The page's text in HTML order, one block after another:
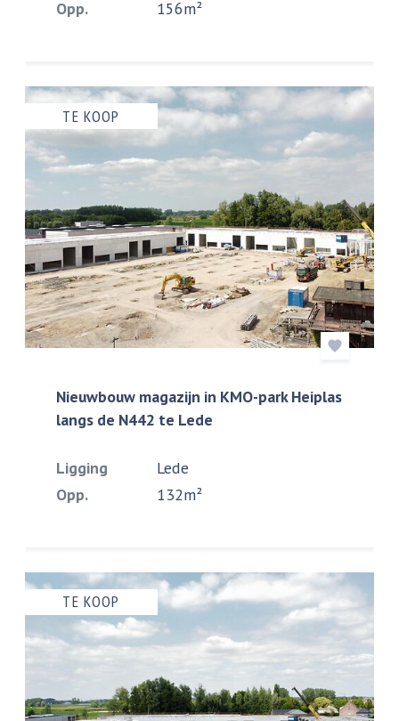
Opp. 156m²
TE KOOP
Nieuwbouw magazijn in KMO-park Heiplas
langs de N442 te Lede
Ligging
Lede
Opp.
132m²
TE KOOP